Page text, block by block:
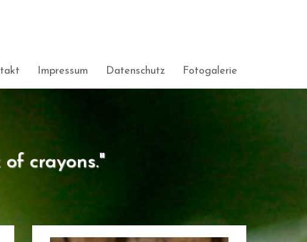
Impressum Datenschutz Fotogalerie
crayons."